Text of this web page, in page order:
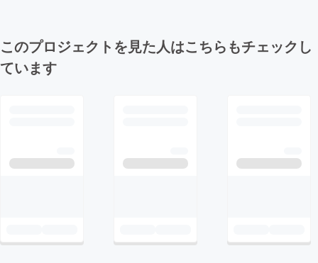
このプロジェクトを見た人はこちらもチェックし
ています